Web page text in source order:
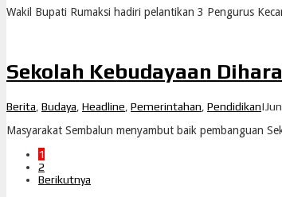
Wakil Bupati Rumaksi hadiri pelantikan 3 Pengurus
Sekolah Kebudayaan
Berita Budaya Headline Pemerintahan Pendidikan|
Masyarakat Sembalun menyambut baik pembanguan
1
2
Berikutnya